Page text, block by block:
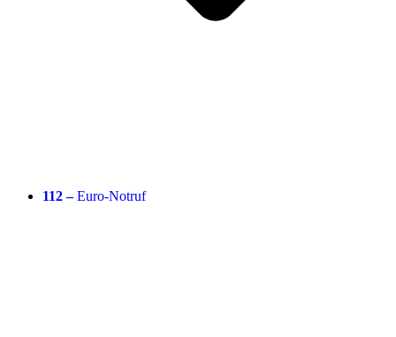
112 –Euro-Notruf